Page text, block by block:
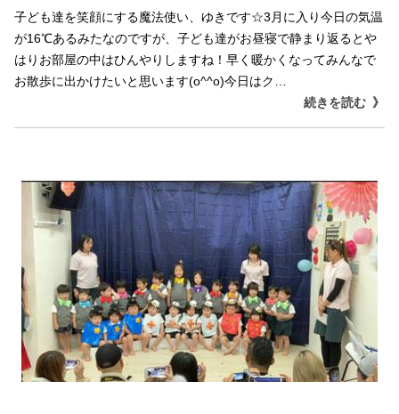
子ども達を笑顔にする魔法使い、ゆきです☆3月に入り今日の気温
が16℃あるみたなのですが、子ども達がお昼寝で静まり返るとや
はりお部屋の中はひんやりしますね！早く暖かくなってみんなで
お散歩に出かけたいと思います(o^^o)今日はク…
続きを読む